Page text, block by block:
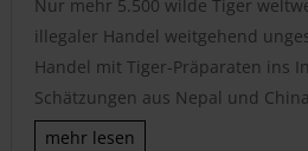
Nur mehr 5.500 wilde Tiger
illegaler Handel weitgehend
Handel mit Tiger-Präparaten ins
Schätzungen aus Nepal und
mehr lesen